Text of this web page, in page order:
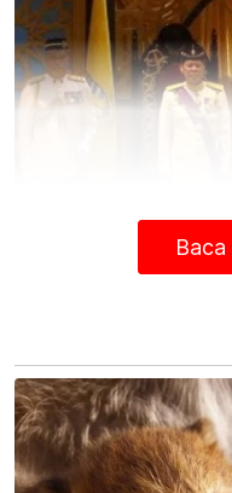
Majlis istiadat
pemeriksaan
diketuai Mejar
tiga pegawai dan